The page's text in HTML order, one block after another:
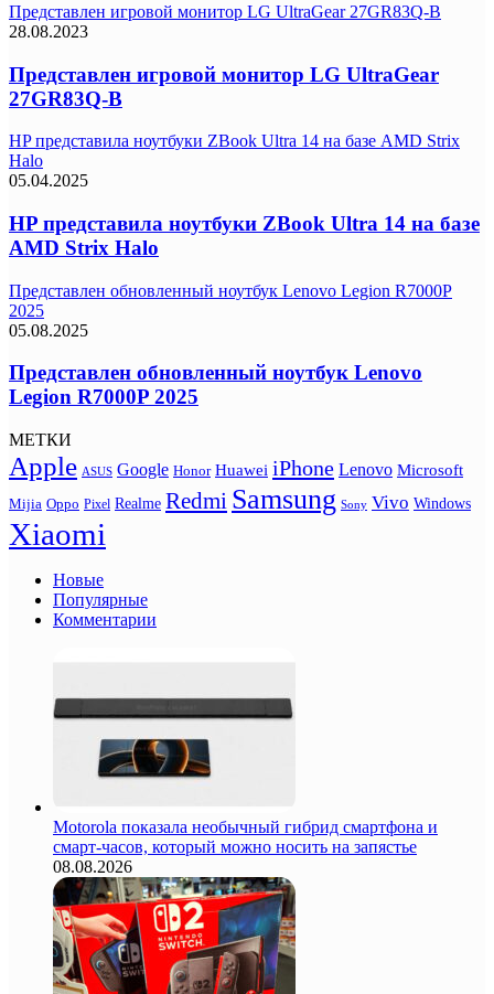
Представлен игровой монитор LG UltraGear 27GR83Q-B
28.08.2023
Представлен игровой монитор LG UltraGear
27GR83Q-B
HP представила ноутбуки ZBook Ultra 14 на базе AMD Strix
Halo
05.04.2025
HP представила ноутбуки ZBook Ultra 14 на базе
AMD Strix Halo
Представлен обновленный ноутбук Lenovo Legion R7000P
2025
05.08.2025
Представлен обновленный ноутбук Lenovo
Legion R7000P 2025
МЕТКИ
Apple ASUS Google Honor Huawei iPhone Lenovo Microsoft
Mijia Oppo Pixel Realme Redmi Samsung Sony Vivo Windows
Xiaomi
Новые
Популярные
Комментарии
Motorola показала необычный гибрид смартфона и
смарт-часов, который можно носить на запястье
08.08.2026